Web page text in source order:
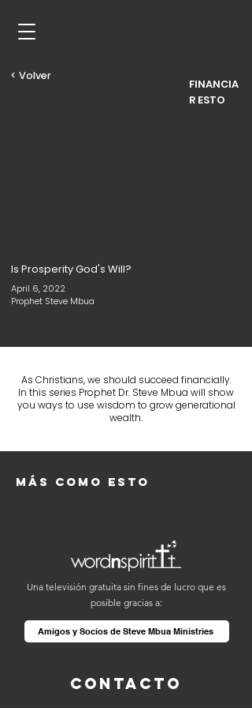
< Volver
FINANCIA
R ESTO
Is Prosperity God's Will?
April 6, 2022
Prophet Steve Mbua
As Christians, we should succeed financially.
In this series Prophet Dr. Steve Mbua will show
you ways to use wisdom to grow generational
wealth.
Más como esto
Contacto
Una televisión gratuita sin fines de lucro que es
posible gracias a:
Amigos y Socios de Steve Mbua Ministries